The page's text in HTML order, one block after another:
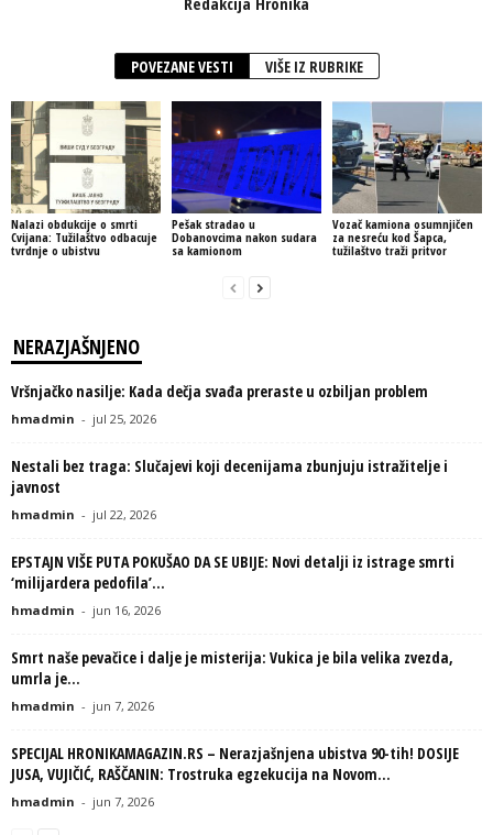
POVEZANE VESTI VIŠE IZ RUBRIKE
Nalazi obdukcije o smrti
Cvijana: Tužilaštvo odbacuje
tvrdnje o ubistvu
Pešak stradao u
Dobanovcima nakon sudara
sa kamionom
Vozač kamiona osumnjičen
za nesreću kod Šapca,
tužilaštvo traži pritvor
NERAZJAŠNJENO
Vršnjačko nasilje: Kada dečja svađa preraste u ozbiljan problem
hmadmin - jul 25, 2026
Nestali bez traga: Slučajevi koji decenijama zbunjuju istražitelje i
javnost
hmadmin - jul 22, 2026
EPSTAJN VIŠE PUTA POKUŠAO DA SE UBIJE: Novi detalji iz istrage smrti
‘milijardera pedofila’...
hmadmin - jun 16, 2026
Smrt naše pevačice i dalje je misterija: Vukica je bila velika zvezda,
umrla je...
hmadmin - jun 7, 2026
SPECIJAL HRONIKAMAGAZIN.RS – Nerazjašnjena ubistva 90-tih! DOSIJE
JUSA, VUJIČIĆ, RAŠČANIN: Trostruka egzekucija na Novom...
hmadmin - jun 7, 2026